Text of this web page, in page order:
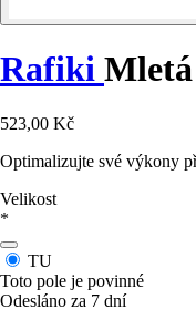
Rafiki
523,00 Kč
Optimalizujte své výkony
Velikost
*
TU
Toto pole je povinné
Odesláno za 7 dní